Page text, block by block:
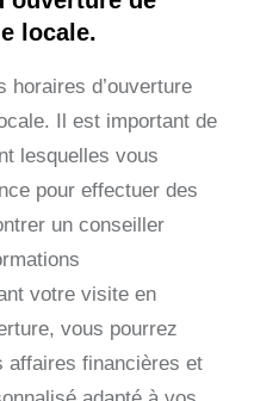
locale.
d’ouverture
Il est important de
lesquelles vous
pour effectuer des
un conseiller
votre visite en
vous pourrez
affaires financières et